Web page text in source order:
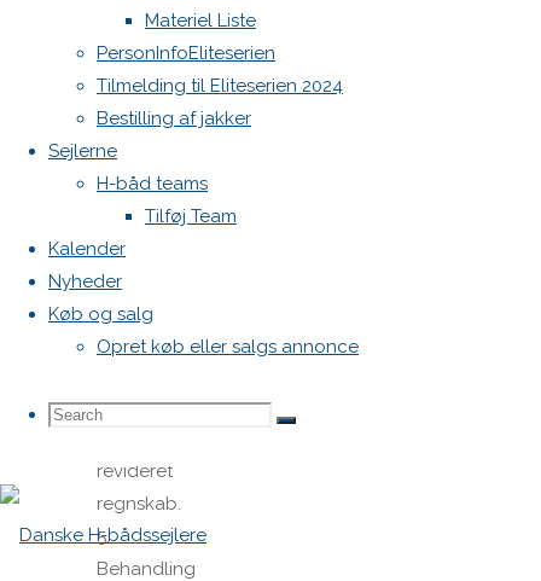
Materiel Liste
PersonInfoEliteserien
Tilmelding til Eliteserien 2024
Bestilling af jakker
Sejlerne
H-båd teams
Tilføj Team
Kalender
Nyheder
Køb og salg
Opret køb eller salgs annonce
Search
Search
Search
1. Valg af
dirigent. 2.
Konstatering
af
generalforsamlingens
lovlighed.
Bestyrelsens
beretning
for det
forløbne
Fremlæggelse
revideret
regnskab.
5.
Behandling